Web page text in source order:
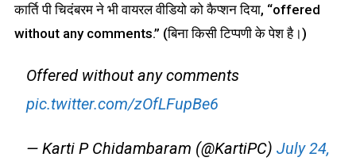
कार्ति पी चिदंबरम ने भी वायरल वीडियो को कैप्शन दिया, “offered
without any comments.” (बिना किसी टिप्पणी के पेश है।)
Offered without any comments
pic.twitter.com/zOfLFupBe6
— Karti P Chidambaram (@KartiPC) July 24,